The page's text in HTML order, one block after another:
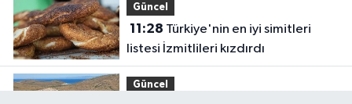
Güncel
11:28
listesi İzmitlileri kızdırdı
Güncel